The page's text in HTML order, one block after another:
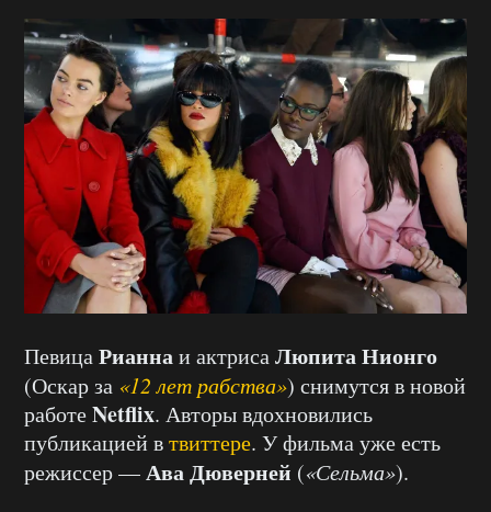
ПевицаРианнаи актрисаЛюпита Нионго
(Оскар за «12 лет рабства») снимутся в новой
работеNetflix. Авторы вдохновились
публикацией втвиттере. У фильма уже есть
режиссер —Ава Дюверней («Сельма»).